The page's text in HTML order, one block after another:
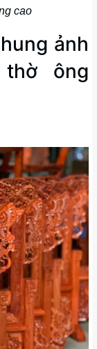
cao
ảnh
ông